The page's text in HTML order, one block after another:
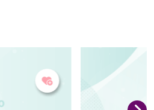
に大吟醸は
いで、杜氏が
品」です。平
評会で金賞を
含め、通算１
りました。
場と子ども用ト
どがあります
気軽にお立ち